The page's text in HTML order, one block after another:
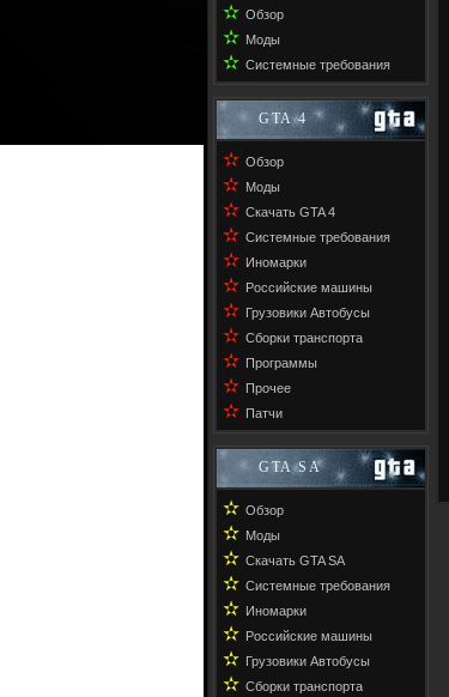
✫ Обзор
✫ Моды
✫ Системные требования
GTA 4
✫ Обзор
✫ Моды
✫ Скачать GTA 4
✫ Системные требования
✫ Иномарки
✫ Российские машины
✫ Грузовики Автобусы
✫ Сборки транспорта
✫ Программы
✫ Прочее
✫ Патчи
GTA SA
✫ Обзор
✫ Моды
✫ Скачать GTA SA
✫ Системные требования
✫ Иномарки
✫ Российские машины
✫ Грузовики Автобусы
✫ Сборки транспорта